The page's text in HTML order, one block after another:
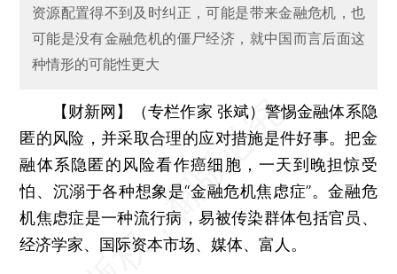
资源配置得不到及时纠正，可能是带来金融危机，也
可能是没有金融危机的僵尸经济，就中国而言后面这
种情形的可能性更大
【财新网】（专栏作家 张斌）警惕金融体系隐
匿的风险，并采取合理的应对措施是件好事。把金
融体系隐匿的风险看作癌细胞，一天到晚担惊受
怕、沉溺于各种想象是“金融危机焦虑症”。金融危
机焦虑症是一种流行病，易被传染群体包括官员、
经济学家、国际资本市场、媒体、富人。